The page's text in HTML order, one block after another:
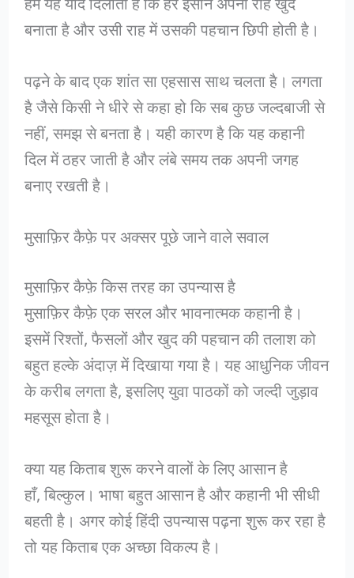
हमें यह याद दिलाती है कि हर इंसान अपनी राह खुद
बनाता है और उसी राह में उसकी पहचान छिपी होती है।
पढ़ने के बाद एक शांत सा एहसास साथ चलता है। लगता
है जैसे किसी ने धीरे से कहा हो कि सब कुछ जल्दबाजी से
नहीं, समझ से बनता है। यही कारण है कि यह कहानी
दिल में ठहर जाती है और लंबे समय तक अपनी जगह
बनाए रखती है।
मुसाफ़िर कैफ़े पर अक्सर पूछे जाने वाले सवाल
मुसाफ़िर कैफ़े किस तरह का उपन्यास है
मुसाफ़िर कैफ़े एक सरल और भावनात्मक कहानी है।
इसमें रिश्तों, फैसलों और खुद की पहचान की तलाश को
बहुत हल्के अंदाज़ में दिखाया गया है। यह आधुनिक जीवन
के करीब लगता है, इसलिए युवा पाठकों को जल्दी जुड़ाव
महसूस होता है।
क्या यह किताब शुरू करने वालों के लिए आसान है
हाँ, बिल्कुल। भाषा बहुत आसान है और कहानी भी सीधी
बहती है। अगर कोई हिंदी उपन्यास पढ़ना शुरू कर रहा है
तो यह किताब एक अच्छा विकल्प है।